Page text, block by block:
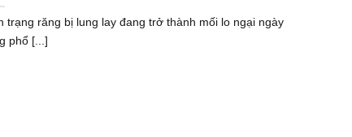
trạng răng bị lung lay đang trở thành mối lo ngại ngày
phổ [...]